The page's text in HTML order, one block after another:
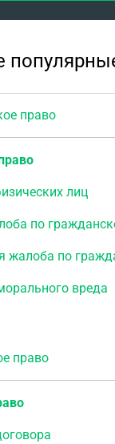
право
лиц
по
жалоба по
вреда
право